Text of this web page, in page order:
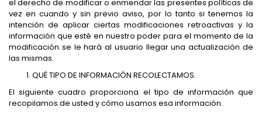
el derecho de modificar o enmendar las presentes políticas de
vez en cuando y sin previo aviso, por lo tanto si tenemos la
intención de aplicar ciertas modificaciones retroactivas y la
información que esté en nuestro poder para el momento de la
modificación se le hará al usuario llegar una actualización de
las mismas.
QUÉ TIPO DE INFORMACIÓN RECOLECTAMOS.
El siguiente cuadro proporciona el tipo de información que
recopilamos de usted y cómo usamos esa información.